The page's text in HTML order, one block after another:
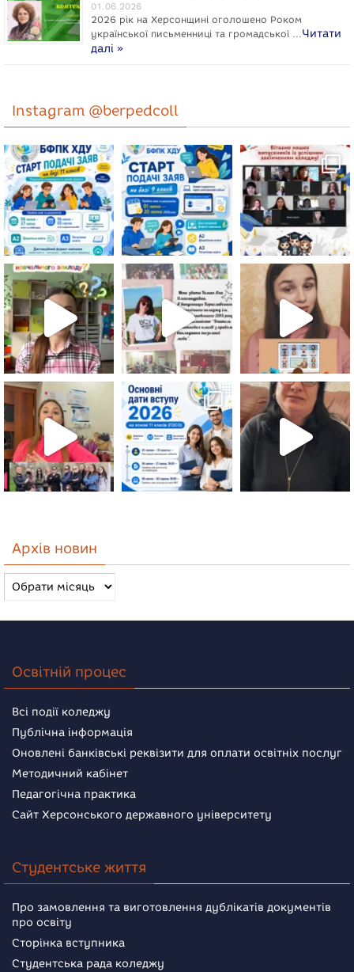
01.06.2026
2026 рік на Херсонщині оголошено Роком
укpaїнcької письменниці та громадської …Читати
далі »
Instagram @berpedcoll
Архів новин
Архів
новин
Освітній процес
Всі події коледжу
Публічна інформація
Оновлені банківські реквізити для оплати освітніх послуг
Методичний кабінет
Педагогічна практика
Сайт Херсонського державного університету
Студентське життя
Про замовлення та виготовлення дублікатів документів
про освіту
Сторінка вступника
Студентська рада коледжу